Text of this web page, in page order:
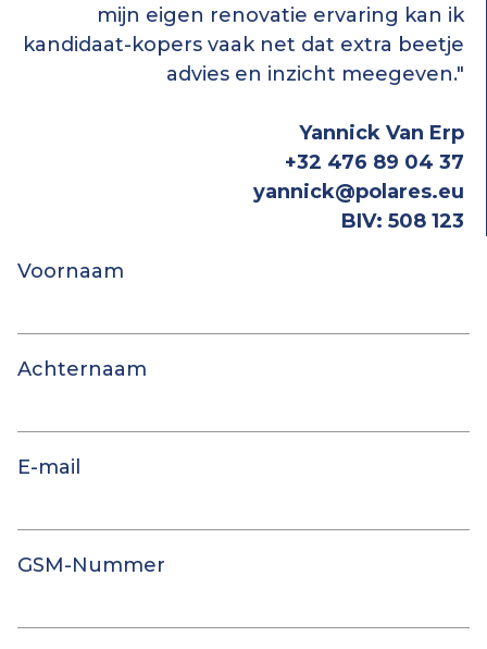
mijn eigen renovatie ervaring kan ik
kandidaat-kopers vaak net dat extra beetje
advies en inzicht meegeven."
Yannick Van Erp
+32 476 89 04 37
yannick@polares.eu
BIV: 508 123
Voornaam
Achternaam
E-mail
GSM-Nummer